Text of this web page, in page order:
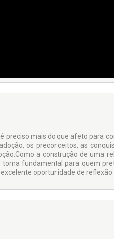
preciso mais do que afeto para
os preconceitos, as
a construção de uma
fundamental para quem
oportunidade de reflexão